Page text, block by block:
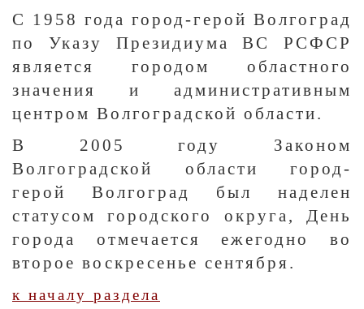
С 1958 года город-герой Волгоград
по Указу Президиума ВС РСФСР
является городом областного
значения и административным
центром Волгоградской области.
В 2005 году Законом
Волгоградской области город-
герой Волгоград был наделен
статусом городского округа, День
города отмечается ежегодно во
второе воскресенье сентября.
к началу раздела